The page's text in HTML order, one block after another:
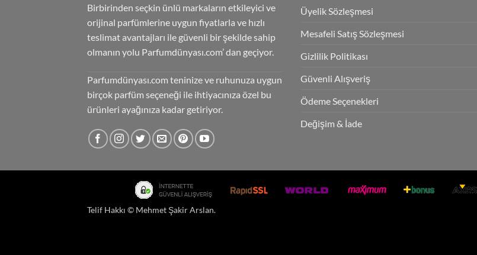
Birbirinden seçkin ünlü markaların etkileyici ve
orijinal parfümlerine uygun fiyatlarla ve hızlı
teslimat avantajları ile güvenli bir şekilde sahip
olmanın yolu Parfumdünyası.com’ dan geçiyor.
Parfumdünyası.com teninize ve ruhunuza uygun
birçok parfüm seçeneği ile ihtiyacınıza özel bu
ürünleri ayağınıza kadar getiriyor.
Üyelik Sözleşmesi
Mesafeli Satış Sözleşmesi
Gizlilik Politikası
Güvenli Alışveriş
Ödeme Seçenekleri
Değişim & İade
Telif Hakkı © Mehmet Şakir Arslan.